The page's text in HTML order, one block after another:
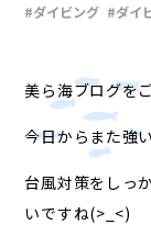
#ダイビング #ダイ
美ら海ブログを
今日からまた強
台風対策をしっ
いですね(>_<)